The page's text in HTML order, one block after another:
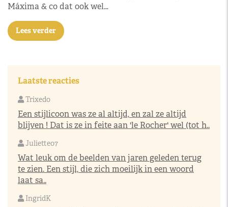
Máxima & co dat ook wel…
Lees verder
Laatste reacties
Trixedo
Een stijlicoon was ze al altijd, en zal ze altijd
blijven ! Dat is ze in feite aan 'le Rocher' wel (tot h..
Juliette07
Wat leuk om de beelden van jaren geleden terug
te zien. Een stijl, die zich moeilijk in een woord
laat sa..
IngridK